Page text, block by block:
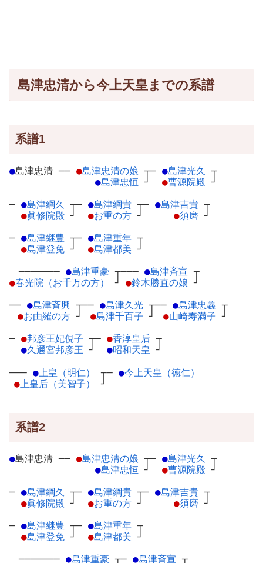
島津忠清から今上天皇までの系譜
系譜1
●島津忠清 ── ●島津忠清の娘 ┬
●島津忠恒 ┘
─ ●島津光久
┬
●曹源院殿 ┘
─ ●島津綱久
┬
●眞修院殿 ┘
─ ●島津綱貴 ┬
●お重の方 ┘
─ ●島津吉貴 ┬
●須磨 ┘
─ ●島津継豊 ┬
●島津登免 ┘
─ ●島津重年 ┬
●島津都美 ┘
─────── ●島津重豪 ┬
●春光院（お千万の方） ┘
─── ●島津斉宣 ┬
●鈴木勝直の娘 ┘
── ●島津斉興 ┬
●お由羅の方 ┘
── ●島津久光 ┬
●島津千百子 ┘
── ●島津忠義 ┬
●山崎寿満子 ┘
─ ●邦彦王妃俔子 ┬
●久邇宮邦彦王 ┘
─ ●香淳皇后 ┬
●昭和天皇 ┘
─── ● 上皇（明仁）
┬
● 上皇后（美智子） ┘
─ ●今上天皇（徳仁）
系譜2
●島津忠清 ── ●島津忠清の娘 ┬
●島津忠恒 ┘
─ ●島津光久 ┬
●曹源院殿 ┘
─ ●島津綱久 ┬
●眞修院殿 ┘
─ ●島津綱貴 ┬
●お重の方 ┘
─ ●島津吉貴 ┬
●須磨 ┘
─ ●島津継豊 ┬
●島津登免 ┘
─ ●島津重年 ┬
●島津都美 ┘
─────── ●島津重豪 ┬─ ●島津斉宣 ┬